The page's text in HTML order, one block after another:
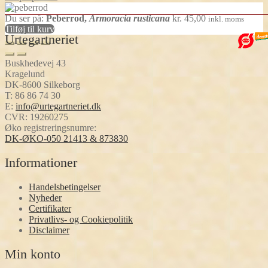
Urtegartneriet
Buskhedevej 43
Kragelund
DK-8600 Silkeborg
T: 86 86 74 30
E: info@urtegartneriet.dk
CVR: 19260275
Øko registreringsnumre:
DK-ØKO-050 21413 & 873830
Informationer
Handelsbetingelser
Nyheder
Certifikater
Privatlivs- og Cookiepolitik
Disclaimer
Min konto
Du ser på:Peberrod,Armoracia rusticana kr.45,00 inkl. moms
Tilføj til kurv